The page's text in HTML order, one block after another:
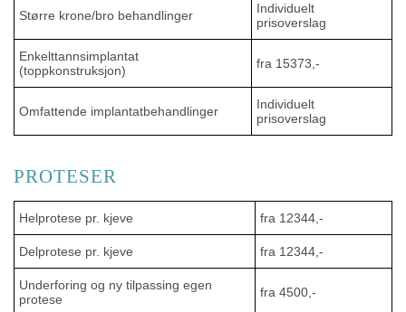
Større krone/bro behandlinger
Individuelt
prisoverslag
Enkelttannsimplantat
(toppkonstruksjon)
fra 15373,-
Omfattende implantatbehandlinger
Individuelt
prisoverslag
PROTESER
Helprotese pr. kjeve fra 12344,-
Delprotese pr. kjeve fra 12344,-
Underforing og ny tilpassing egen
protese
fra 4500,-